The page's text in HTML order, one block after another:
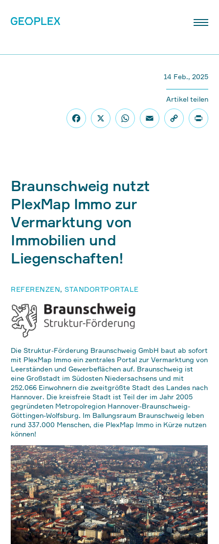
REFERENZEN,STANDORTPORTALE
Braunschweig nutzt
PlexMap Immo zur
Vermarktung von
Immobilien und
Liegenschaften!
Die Struktur-Förderung Braunschweig GmbH baut ab sofort
mit PlexMap Immo ein zentrales Portal zur Vermarktung von
Leerständen und Gewerbeflächen auf. Braunschweig ist
eine Großstadt im Südosten Niedersachsens und mit
252.066 Einwohnern die zweitgrößte Stadt des Landes nach
Hannover. Die kreisfreie Stadt ist Teil der im Jahr 2005
gegründeten Metropolregion Hannover-Braunschweig-
Göttingen-Wolfsburg. Im Ballungsraum Braunschweig leben
rund 337.000 Menschen, die PlexMap Immo in Kürze nutzen
können!
14 Feb., 2025
Artikel teilen